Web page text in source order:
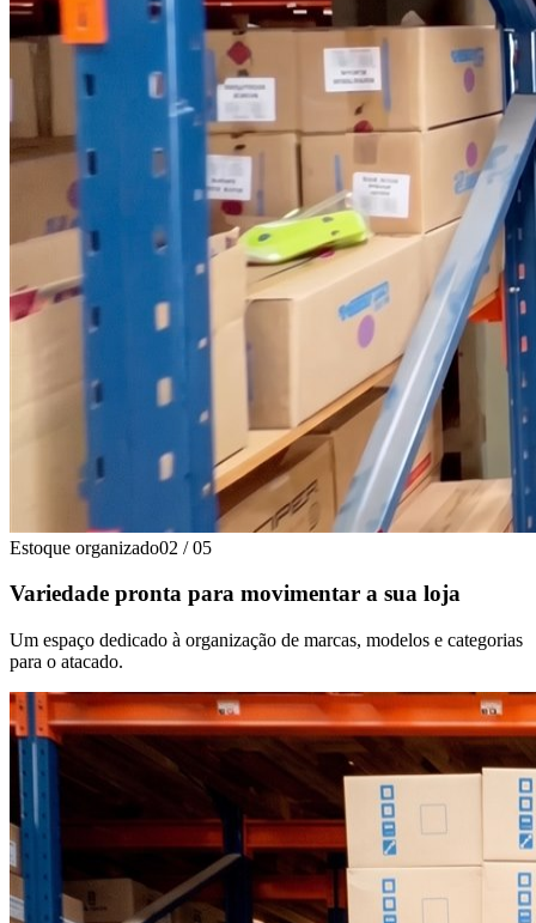
Estoque organizado02 / 05
Variedade pronta para movimentar a sua loja
Um espaço dedicado à organização de marcas, modelos e categorias
para o atacado.